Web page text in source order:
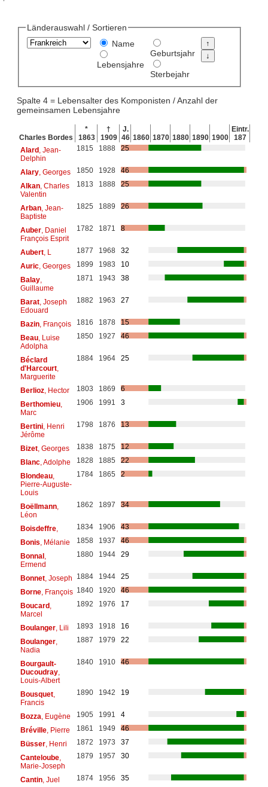
Länderauswahl / Sortieren
Name
Lebensjahre
Geburtsjahr
Sterbejahr
Spalte 4 = Lebensalter des Komponisten / Anzahl der
gemeinsamen Lebensjahre
Charles Bordes
*
1863
†
1909
J.
46 1860 1870 1880 1890 1900
Eintr.
187
Alard , Jean-
Delphin
1815 1888 25
Alary, Georges 1850 1928
46
Alkan, Charles
Valentin
1813 1888 25
Arban, Jean-
Baptiste
1825 1889 26
Auber, Daniel
François Esprit
1782 1871 8
Aubert, L 1877 1968
32
Auric, Georges 1899 1983
10
Balay,
Guillaume
1871 1943 38
Barat, Joseph
Edouard
1882 1963 27
Bazin, François 1816 1878
15
Beau, Luise
Adolpha
1850 1927 46
Béclard
d'Harcourt,
Marguerite
1884 1964 25
Berlioz, Hector 1803 1869
6
Berthomieu,
Marc
1906 1991 3
Bertini, Henri
Jérôme
1798 1876 13
Bizet, Georges 1838 1875
12
Blanc, Adolphe 1828 1885
22
Blondeau,
Pierre-Auguste-
Louis
1784 1865 2
Boëllmann,
Léon
1862 1897 34
Boisdeffre, 1834 1906
43
Bonis, Mélanie 1858 1937
46
Bonnal ,
Ermend
1880 1944 29
Bonnet, Joseph 1884 1944
25
Borne, François 1840 1920
46
Boucard ,
Marcel
1892 1976 17
Boulanger, Lili 1893 1918
16
Boulanger,
Nadia
1887 1979 22
Bourgault-
Ducoudray,
Louis-Albert
1840 1910 46
Bousquet,
Francis
1890 1942 19
Bozza, Eugène 1905 1991
4
Bréville, Pierre 1861 1949
46
Büsser, Henri 1872 1973
37
Canteloube,
Marie-Joseph
1879 1957 30
Cantin, Juel 1874 1956
35